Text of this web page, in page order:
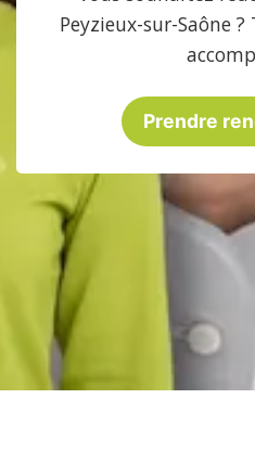
Peyzieux-sur-Saône
Prendre